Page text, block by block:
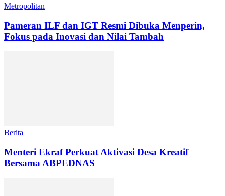
Metropolitan
Pameran ILF dan IGT Resmi Dibuka Menperin,
Fokus pada Inovasi dan Nilai Tambah
Berita
Menteri Ekraf Perkuat Aktivasi Desa Kreatif
Bersama ABPEDNAS